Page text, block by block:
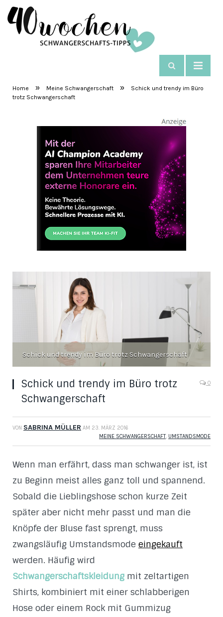
SchwangerschaftsTipps
Home » Meine Schwangerschaft »
Schick und trendy im Büro
trotz Schwangerschaft
Schick und trendy im Büro trotz Schwangerschaft
Schick und trendy im Büro trotz
Schwangerschaft
0
VON SABRINA MÜLLER AM 23. MÄRZ 2016
MEINE SCHWANGERSCHAFT, UMSTANDSMODE
Wenn man erfährt, dass man schwanger ist, ist
zu Beginn meist alles ganz toll und spannend.
Sobald die Lieblingshose schon kurze Zeit
später aber nicht mehr passt und man die
Knöpfe der Bluse fast sprengt, muss
zwangsläufig Umstandsmode eingekauft
werden. Häufig wird
Schwangerschaftskleidung mit zeltartigen
Shirts, kombiniert mit einer schlabberigen
Hose oder einem Rock mit Gummizug